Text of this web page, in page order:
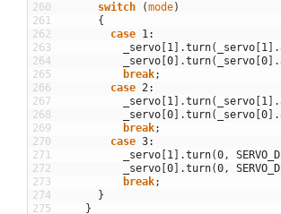
260
261
262
263
264
265
266
267
268
269
270
271
272
273
274
275
switch
(mode)
{
case 1:
_servo 1 .turn( _servo 1 .
_servo 0 .turn( _servo 0 .
break;
case 2:
_servo 1 .turn( _servo 1 .
_servo 0 .turn( _servo 0 .
break;
case 3:
_servo 1 .turn(0,
_servo 0 .turn(0,
break;
}
}